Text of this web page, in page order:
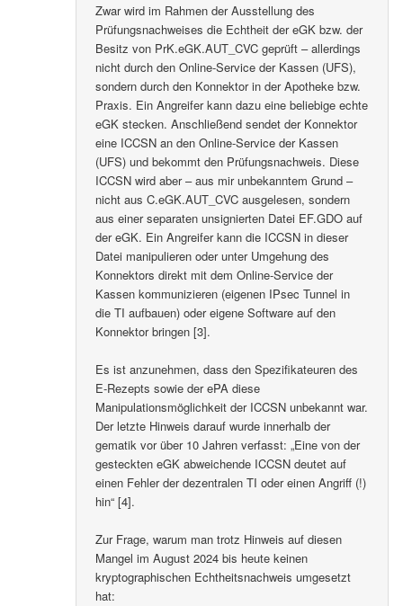
Zwar wird im Rahmen der Ausstellung des
Prüfungsnachweises die Echtheit der eGK bzw. der
Besitz von PrK.eGK.AUT_CVC geprüft – allerdings
nicht durch den Online-Service der Kassen (UFS),
sondern durch den Konnektor in der Apotheke bzw.
Praxis. Ein Angreifer kann dazu eine beliebige echte
eGK stecken. Anschließend sendet der Konnektor
eine ICCSN an den Online-Service der Kassen
(UFS) und bekommt den Prüfungsnachweis. Diese
ICCSN wird aber – aus mir unbekanntem Grund –
nicht aus C.eGK.AUT_CVC ausgelesen, sondern
aus einer separaten unsignierten Datei EF.GDO auf
der eGK. Ein Angreifer kann die ICCSN in dieser
Datei manipulieren oder unter Umgehung des
Konnektors direkt mit dem Online-Service der
Kassen kommunizieren (eigenen IPsec Tunnel in
die TI aufbauen) oder eigene Software auf den
Konnektor bringen [3].
Es ist anzunehmen, dass den Spezifikateuren des
E-Rezepts sowie der ePA diese
Manipulationsmöglichkeit der ICCSN unbekannt war.
Der letzte Hinweis darauf wurde innerhalb der
gematik vor über 10 Jahren verfasst: „Eine von der
gesteckten eGK abweichende ICCSN deutet auf
einen Fehler der dezentralen TI oder einen Angriff (!)
hin“ [4].
Zur Frage, warum man trotz Hinweis auf diesen
Mangel im August 2024 bis heute keinen
kryptographischen Echtheitsnachweis umgesetzt
hat: